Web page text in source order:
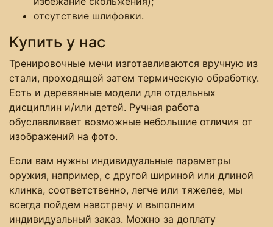
отсутствие шлифовки.
Купить у нас
Тренировочные мечи изготавливаются вручную из
стали, проходящей затем термическую обработку.
Есть и деревянные модели для отдельных
дисциплин и/или детей. Ручная работа
обуславливает возможные небольшие отличия от
изображений на фото.
Если вам нужны индивидуальные параметры
оружия, например, с другой шириной или длиной
клинка, соответственно, легче или тяжелее, мы
всегда пойдем навстречу и выполним
индивидуальный заказ. Можно за доплату